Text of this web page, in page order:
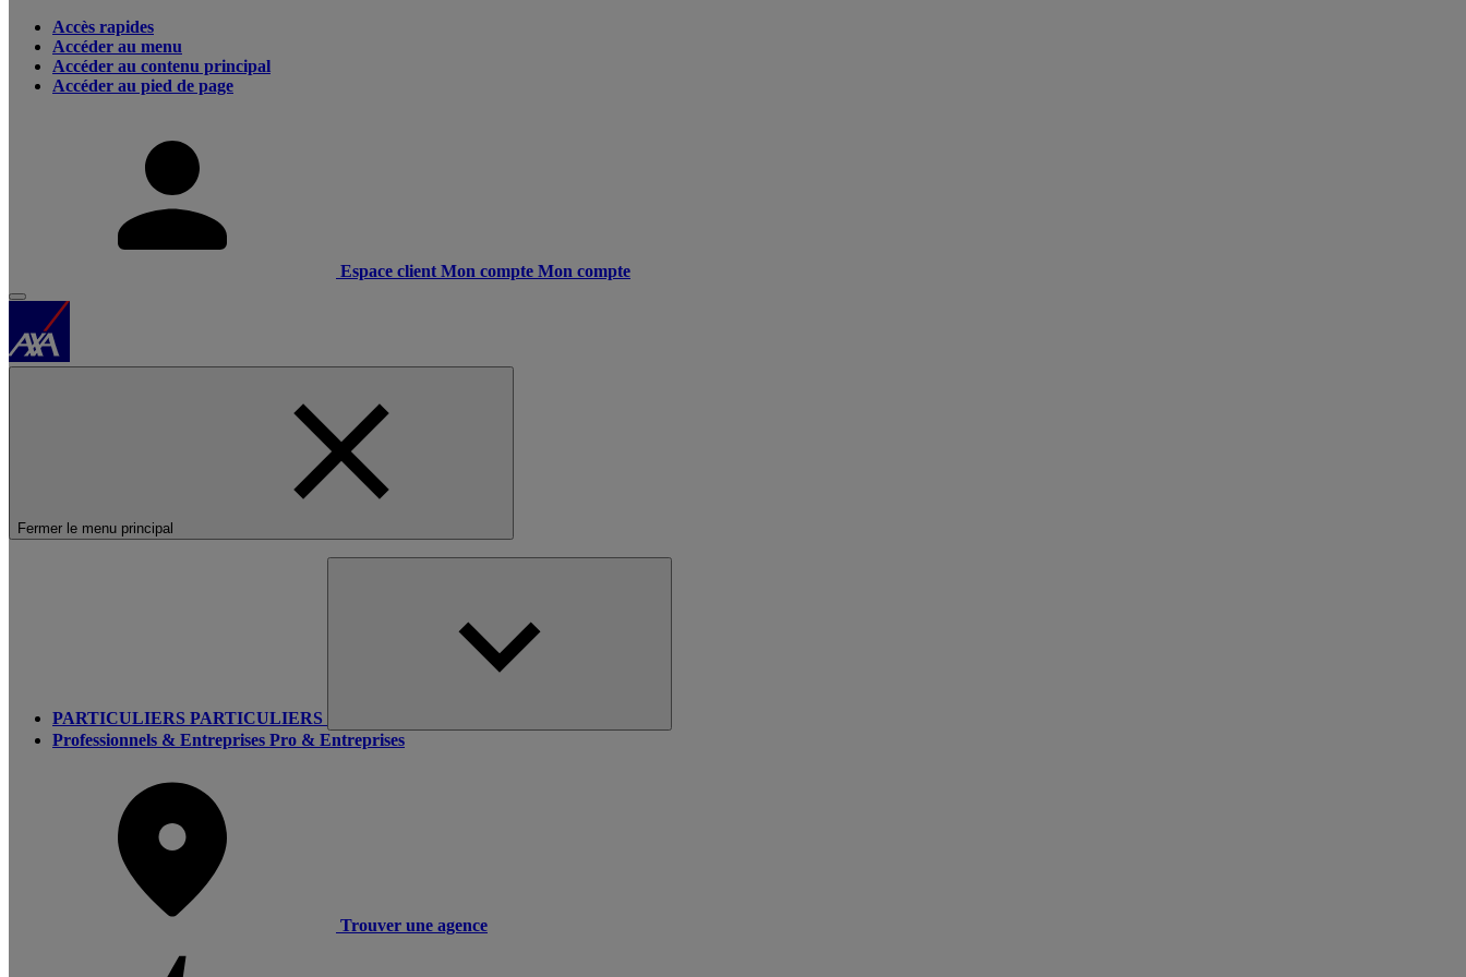
Accès rapides
Accéder au menu
Accéder au contenu principal
Accéder au pied de page
Espace client Mon compte Mon compte
Fermer le menu principal
PARTICULIERS PARTICULIERS
Professionnels & Entreprises Pro & Entreprises
Trouver une agence